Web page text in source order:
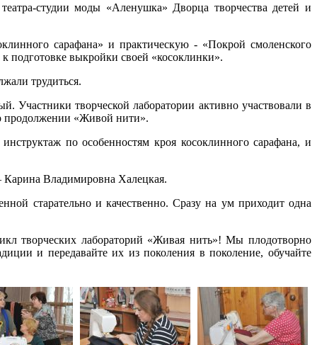
студии моды «Аленушка» Дворца творчества детей и
сарафана» и практическую - «Покрой смоленского
подготовке выкройки своей «косоклинки».
трудиться.
Участники творческой лаборатории активно участвовали в
продолжении «Живой нити».
по особенностям кроя косоклинного сарафана, и
Карина Владимировна Халецкая.
старательно и качественно. Сразу на ум приходит одна
творческих лабораторий «Живая нить»! Мы плодотворно
и передавайте их из поколения в поколение, обучайте